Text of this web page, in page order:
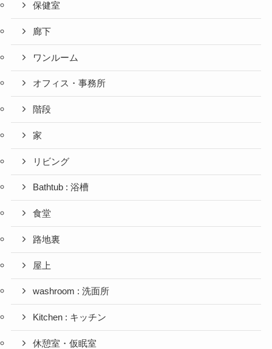
保健室
廊下
ワンルーム
オフィス・事務所
階段
家
リビング
Bathtub : 浴槽
食堂
路地裏
屋上
washroom : 洗面所
Kitchen : キッチン
休憩室・仮眠室